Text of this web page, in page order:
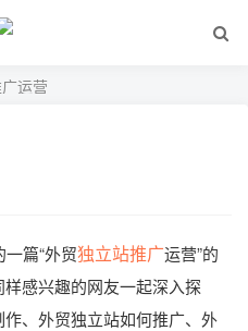
运营
篇“外贸独立站推广运营”的
感兴趣的网友一起深入探
、外贸独立站如何推广、外